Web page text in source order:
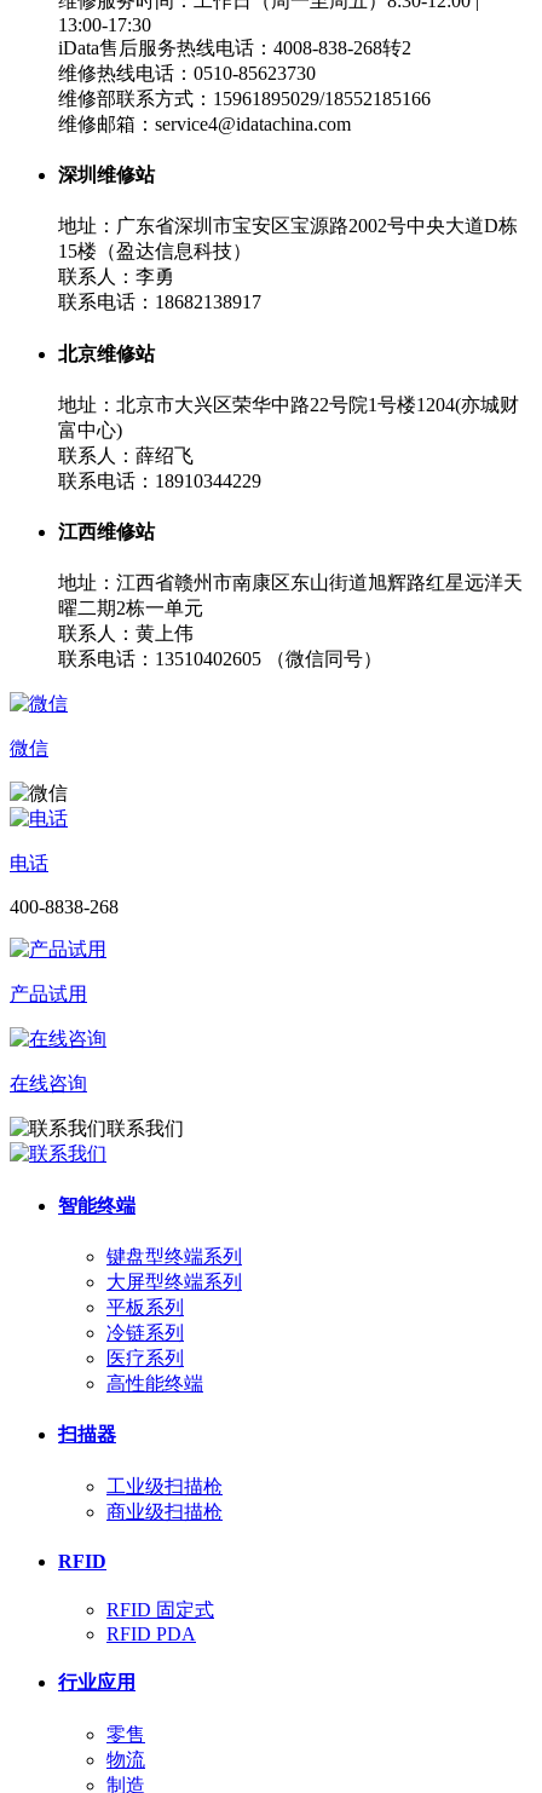
13:00-17:30
iData售后服务热线电话：4008-838-268转2
维修热线电话：0510-85623730
维修部联系方式：15961895029/18552185166
维修邮箱：service4@idatachina.com
深圳维修站
地址：广东省深圳市宝安区宝源路2002号中央大道D栋
15楼（盈达信息科技）
联系人：李勇
联系电话：18682138917
北京维修站
地址：北京市大兴区荣华中路22号院1号楼1204(亦城财
富中心)
联系人：薛绍飞
联系电话：18910344229
江西维修站
地址：江西省赣州市南康区东山街道旭辉路红星远洋天
曜二期2栋一单元
联系人：黄上伟
联系电话：13510402605 （微信同号）
微信
电话
400-8838-268
产品试用
在线咨询
联系我们
智能终端
键盘型终端系列
大屏型终端系列
平板系列
冷链系列
医疗系列
高性能终端
扫描器
工业级扫描枪
商业级扫描枪
RFID
RFID 固定式
RFID PDA
行业应用
零售
物流
制造